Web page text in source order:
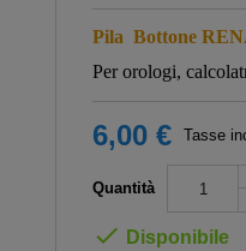
Pila Bottone
Per orologi,
6,00 € Tasse
Quantità
 Disponibile